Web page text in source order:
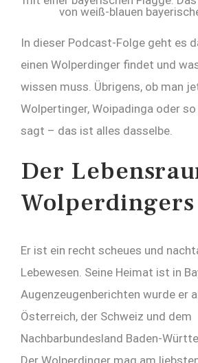
In dieser Podcast-Folge geht es
einen Wolperdinger findet und
wissen muss. Übrigens, ob man
Wolpertinger, Woipadinga oder
sagt – das ist alles dasselbe.
Der
Wolperdingers
Er ist ein recht scheues und
Lebewesen. Seine Heimat ist in
Augenzeugenberichten wurde er
Österreich, der Schweiz und dem
Nachbarbundesland Baden-
Der Wolperdinger mag am